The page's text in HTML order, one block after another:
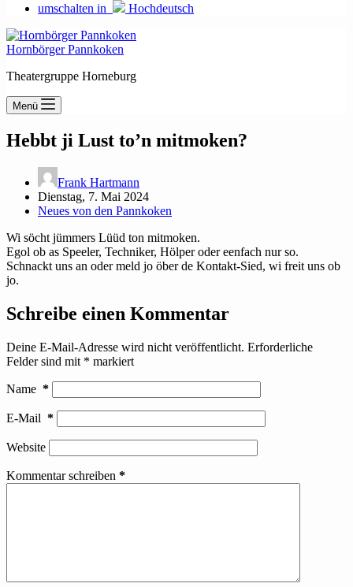
umschalten in
Hochdeutsch
Hornbörger Pannkoken
Theatergruppe Horneburg
Menü
Hebbt ji Lust to’n mitmoken?
Frank Hartmann
Dienstag, 7. Mai 2024
Neues von den Pannkoken
Wi söcht jümmers Lüüd ton mitmoken.
Egol ob as Speeler, Techniker, Hölper oder eenfach nur so.
Schnackt uns an oder meld jo öber de Kontakt-Sied, wi freit uns ob
jo.
Schreibe einen Kommentar
Deine E-Mail-Adresse wird nicht veröffentlicht. Erforderliche
Felder sind mit * markiert
Name *
E-Mail *
Website
Kommentar schreiben *